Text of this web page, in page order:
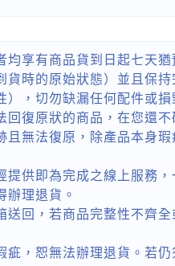
享有商品貨到日起七天
時的原始狀態）並且保
，切勿缺漏任何配件或
復原狀的商品，在您還
無法復原，除產品本身
供即為完成之線上服務
理退貨。
回，若商品完整性不齊
，恕無法辦理退貨。若